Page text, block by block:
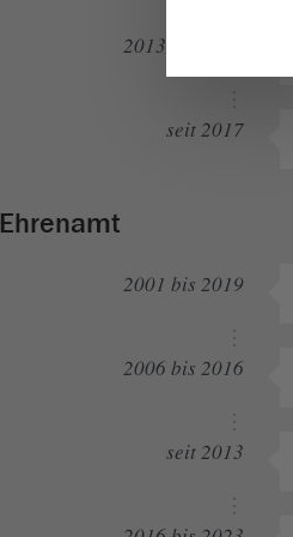
2013 bis 2017
seit 2017
Ehrenamt
2001 bis 2019
2006 bis 2016
seit 2013